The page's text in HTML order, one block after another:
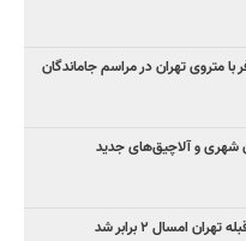
۷۱۶ هزار مسافر با متروی تهران در مراسم جاماندگان
شهری و آلاچیق‌های جدید
امسال ۲ برابر شد